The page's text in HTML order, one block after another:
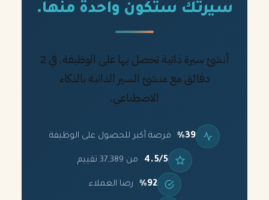
سيرتك ستكون واحدة منها.
أنشئ سيرة ذاتية تحصل بها على الوظيفة. في 2
دقائق مع منشئ السير الذاتية بالذكاء
الاصطناعي.
%39 فرصة أكبر للحصول على الوظيفة
4.5/5 من 37,389 تقييم
%92 رضا العملاء